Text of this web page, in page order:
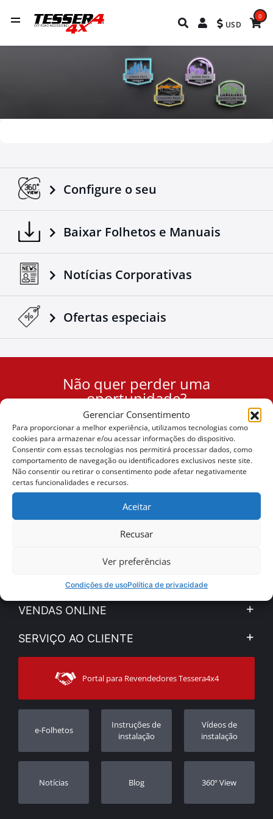
Gerenciar Consentimento
Para proporcionar a melhor experiência, utilizamos tecnologias como
cookies para armazenar e/ou acessar informações do dispositivo.
Consentir com essas tecnologias nos permitirá processar dados, como
comportamento de navegação ou identificadores exclusivos neste site.
Não consentir ou retirar o consentimento pode afetar negativamente
certas funcionalidades e recursos.
Aceitar
Recusar
Ver preferências
Condições de usoPolítica de privacidade
USD
0
Configure o seu
Baixar Folhetos e Manuais
Notícias Corporativas
Ofertas especiais
ID
Não quer perder uma
oportunidade?
Subscrever
(+30) 6947901533
SOBRE NÓS
A Companhia
Notícias
Sitemap
VENDAS ONLINE
Minha Conta
Modos de Enviο
SERVIÇO AO CLIENTE
Contacto
Apoio ao cliente
Rastrear ordem
Revendedores
Portal para Revendedores Tessera4x4
e-Folhetos
Instruções de
instalação
Vídeos de
instalação
Notícias Blog 360º View